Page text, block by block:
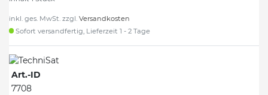
inkl. ges. MwSt. zzgl. Versandkosten
Sofort versandfertig, Lieferzeit 1 - 2 Tage
Art.-ID
7708